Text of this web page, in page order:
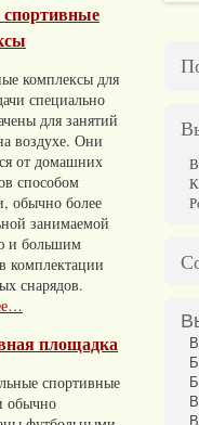
спортивные
комплексы для
специально
для занятий
воздухе. Они
от домашних
способом
обычно более
занимаемой
и большим
комплектации
снарядов.
площадка
спортивные
обычно